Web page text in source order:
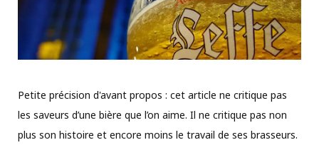
Petite précision d'avant propos : cet article ne critique pas
les saveurs d’une bière que l’on aime. Il ne critique pas non
plus son histoire et encore moins le travail de ses brasseurs.